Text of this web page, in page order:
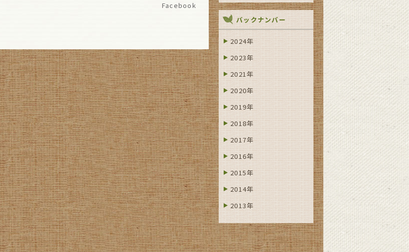
Facebook
バックナンバー
2024年
2023年
2021年
2020年
2019年
2018年
2017年
2016年
2015年
2014年
2013年